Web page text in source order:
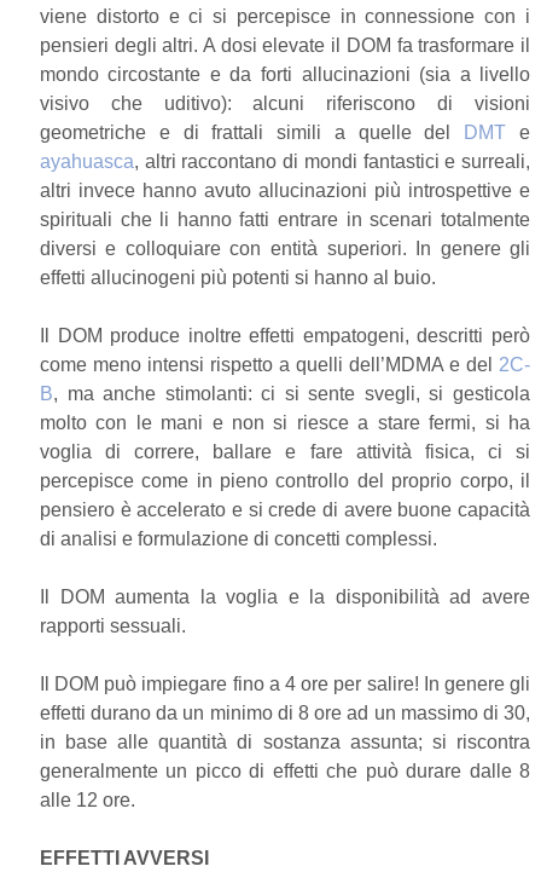
viene distorto e ci si percepisce in connessione con i
pensieri degli altri. A dosi elevate il DOM fa trasformare il
mondo circostante e da forti allucinazioni (sia a livello
visivo che uditivo): alcuni riferiscono di visioni
geometriche e di frattali simili a quelle del
DMT e
ayahuasca, altri raccontano di mondi fantastici e surreali,
altri invece hanno avuto allucinazioni più introspettive e
spirituali che li hanno fatti entrare in scenari totalmente
diversi e colloquiare con entità superiori. In genere gli
effetti allucinogeni più potenti si hanno al buio.
Il DOM produce inoltre effetti empatogeni, descritti però
come meno intensi rispetto a quelli dell’MDMA e del 2C-
B, ma anche stimolanti: ci si sente svegli, si gesticola
molto con le mani e non si riesce a stare fermi, si ha
voglia di correre, ballare e fare attività fisica, ci si
percepisce come in pieno controllo del proprio corpo, il
pensiero è accelerato e si crede di avere buone capacità
di analisi e formulazione di concetti complessi.
Il DOM aumenta la voglia e la disponibilità ad avere
rapporti sessuali.
Il DOM può impiegare fino a 4 ore per salire! In genere gli
effetti durano da un minimo di 8 ore ad un massimo di 30,
in base alle quantità di sostanza assunta; si riscontra
generalmente un picco di effetti che può durare dalle 8
alle 12 ore.
EFFETTI AVVERSI